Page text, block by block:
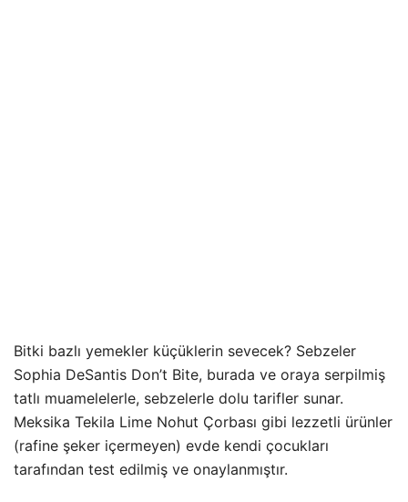
Bitki bazlı yemekler küçüklerin sevecek? Sebzeler
Sophia DeSantis Don’t Bite, burada ve oraya serpilmiş
tatlı muamelelerle, sebzelerle dolu tarifler sunar.
Meksika Tekila Lime Nohut Çorbası gibi lezzetli ürünler
(rafine şeker içermeyen) evde kendi çocukları
tarafından test edilmiş ve onaylanmıştır.